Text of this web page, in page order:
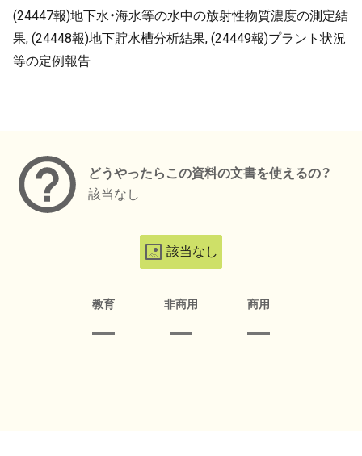
(24447報)地下水・海水等の水中の放射性物質濃度の測定結
果, (24448報)地下貯水槽分析結果, (24449報)プラント状況
等の定例報告
どうやったらこの資料の文書を使えるの？
該当なし
該当なし
教育 非商用 商用